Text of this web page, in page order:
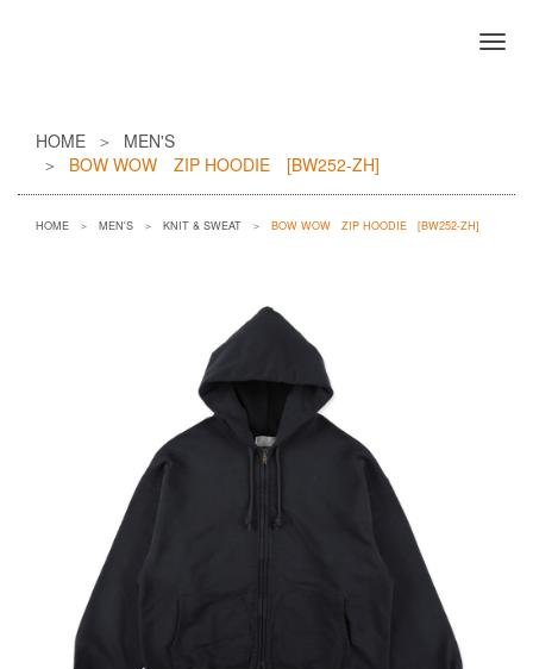
HOME
MEN'S
BOW WOW ZIP HOODIE [BW252-ZH]
HOME MEN'S KNIT & SWEAT BOW WOW ZIP HOODIE [BW252-ZH]